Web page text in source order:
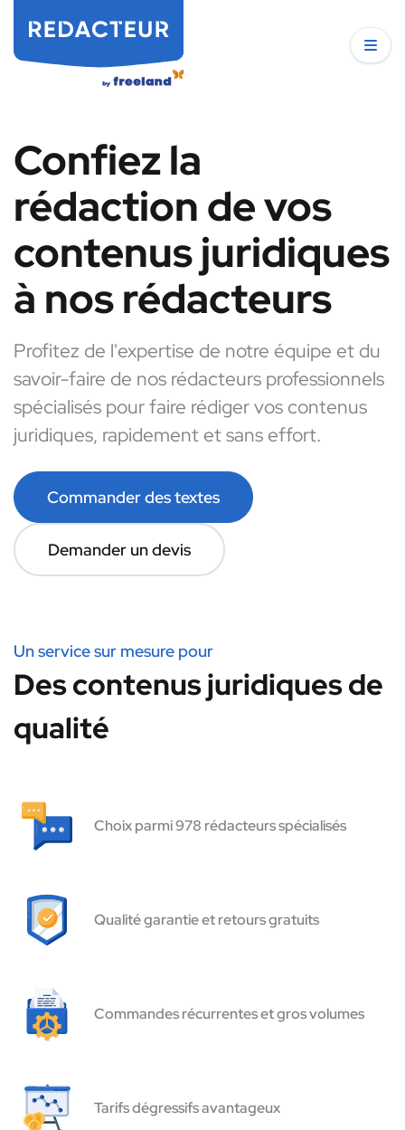
Confiez la
rédaction de vos
contenus juridiques
à nos rédacteurs
Profitez de l'expertise de notre équipe et du
savoir-faire de nos rédacteurs professionnels
spécialisés pour faire rédiger vos contenus
juridiques, rapidement et sans effort.
Commander des textes
Demander un devis
Un service sur mesure pour
Des contenus juridiques de
qualité
Choix parmi 978 rédacteurs spécialisés
Qualité garantie et retours gratuits
Commandes récurrentes et gros volumes
Tarifs dégressifs avantageux